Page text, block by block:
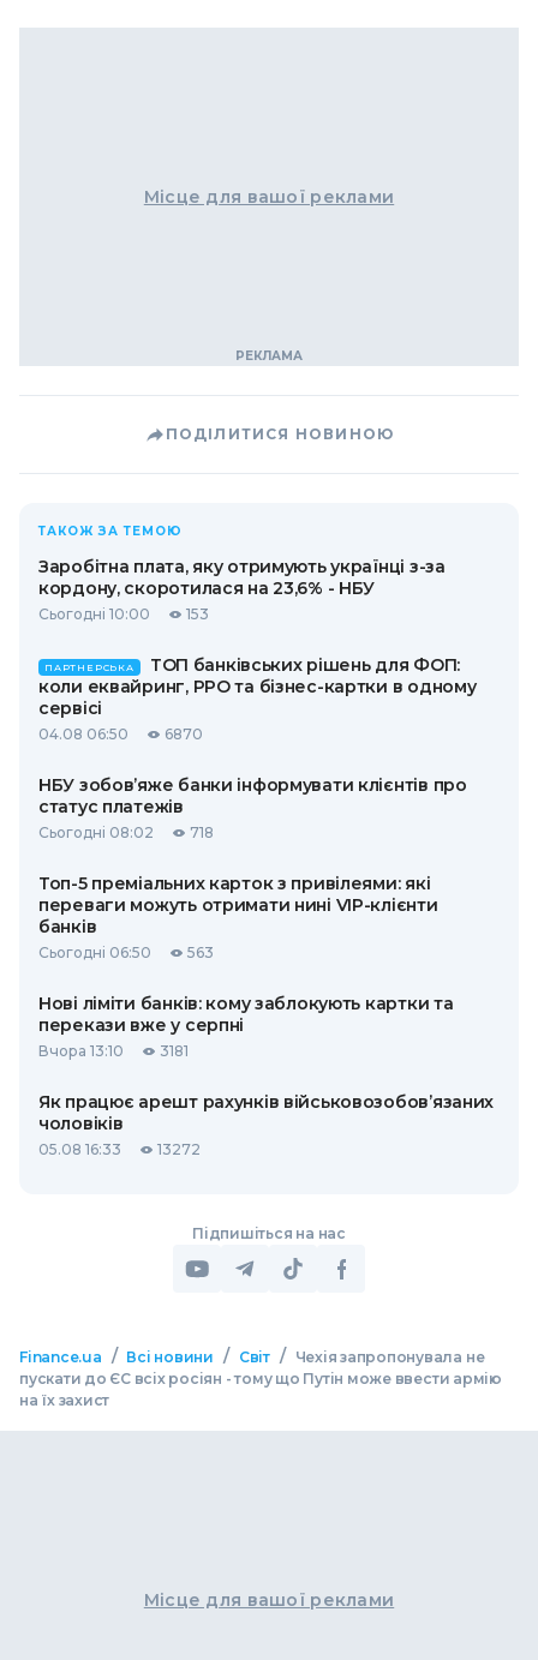
Місце для вашої реклами
ПОДІЛИТИСЯ НОВИНОЮ
ТАКОЖ ЗА ТЕМОЮ
Заробітна плата, яку отримують українці з-за
кордону, скоротилася на 23,6% - НБУ
Сьогодні 10:00 153
ПАРТНЕРСЬКА
ТОП банківських рішень для ФОП:
коли еквайринг, РРО та бізнес-картки в одному
сервісі
04.08 06:50 6870
НБУ зобов’яже банки інформувати клієнтів про
статус платежів
Сьогодні 08:02 718
Топ-5 преміальних карток з привілеями: які
переваги можуть отримати нині VIP-клієнти
банків
Сьогодні 06:50 563
Нові ліміти банків: кому заблокують картки та
перекази вже у серпні
Вчора 13:10 3181
Як працює арешт рахунків військовозобов’язаних
чоловіків
05.08 16:33 13272
Підпишіться на нас
Finance.ua / Всі новини / Світ /
Чехія запропонувала не
пускати до ЄС всіх росіян - тому що Путін може ввести армію
на їх захист
Місце для вашої реклами